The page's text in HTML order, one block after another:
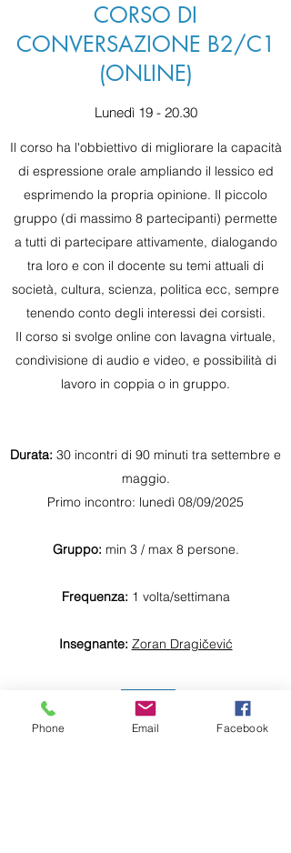
CORSO DI
CONVERSAZIONE B2/C1
(ONLINE)
Lunedì 19 - 20.30
Il corso ha l'obbiettivo di migliorare la capacità
di espressione orale ampliando il lessico ed
esprimendo la propria opinione. Il piccolo
gruppo (di massimo 8 partecipanti) permette
a tutti di partecipare attivamente, dialogando
tra loro e con il docente su temi attuali di
società, cultura, scienza, politica ecc, sempre
tenendo conto degli interessi dei corsisti.
Il corso si svolge online con lavagna virtuale,
condivisione di audio e video, e possibilità di
lavoro in coppia o in gruppo.
Durata: 30 incontri di 90 minuti tra settembre e
maggio.
Primo incontro: lunedì 08/09/2025
Gruppo: min 3 / max 8 persone.
Frequenza: 1 volta/settimana
Insegnante: Zoran Dragičević
Phone Email Facebook